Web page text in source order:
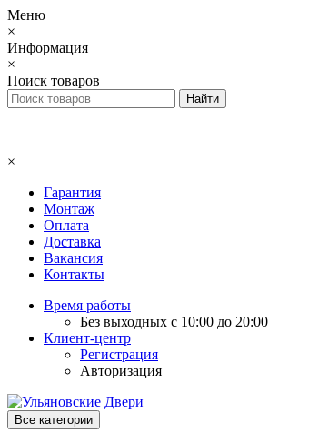
Меню
×
Информация
×
Поиск товаров
×
Гарантия
Монтаж
Оплата
Доставка
Вакансия
Контакты
Время работы
Без выходных с 10:00 до 20:00
Клиент-центр
Регистрация
Авторизация
Все категории